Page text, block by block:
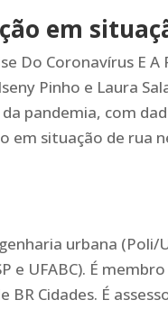
em
Do Coronavírus E A
Pinho e Laura
pandemia, com
em situação de rua
urbana (Poli/
UFABC). É
Cidades. É